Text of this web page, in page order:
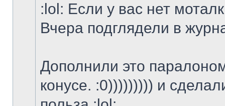
:lol: Если у вас нет
Вчера подглядели в
Дополнили это
конусе. :0))))))))) и